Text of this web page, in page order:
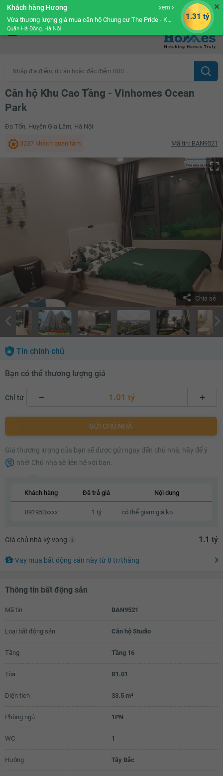
Cộng đồng Môi giới bPRO
Nhập địa điểm, dự án hoặc đặc điểm BĐS ...
Căn hộ Khu Cao Tầng - Vinhomes Ocean
Park
Đa Tốn, Huyện Gia Lâm, Hà Nội
3237 khách quan tâm Mã tin: BAN9521
Chia sẻ
Tin chính chủ
Bạn có thể thương lượng giá
Chỉ từ 1.01 tỷ
1.05 tỷ
1.11 tỷ
GỬI CHỦ NHÀ
Giá thương lượng của bạn sẽ được gửi ngay đến chủ nhà, hãy để ý
nhé! Chủ nhà sẽ liên hệ với bạn.
Khách hàng Đã trả giá Nội dung
091950xxxx 1 tỷ có thể giam giá ko
Giá chủ nhà kỳ vọng 1.1 tỷ
Vay mua bất động sản nàytừ 8 tr/tháng
Thông tin bất động sản
Mã tin BAN9521
Loại bất động sản Căn hộ Studio
Tầng Tầng 16
Tòa R1.01
Diện tích 33.5 m²
Phòng ngủ 1PN
WC 1
Hướng Tây Bắc
✕
Khách hàng Hương xem
Vừa thương lượng giá mua căn hộ Chung cư The Pride - Khu đô thị Văn Khê
Quận Hà Đông, Hà Nội
1.31 tỷ